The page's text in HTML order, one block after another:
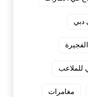
دبي
مغامرات